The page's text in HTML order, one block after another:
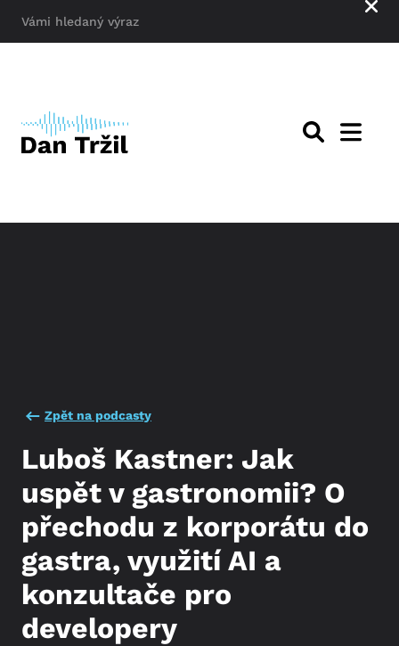
Zpět na podcasty
Luboš Kastner: Jak
uspět v gastronomii? O
přechodu z korporátu do
gastra, využití AI a
konzultače pro
developery